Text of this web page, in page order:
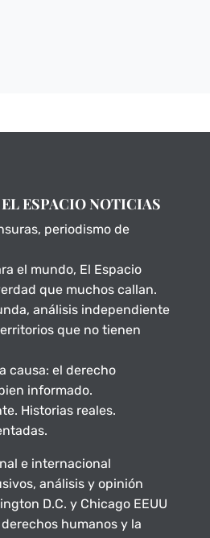
ESPACIO NOTICIAS
periodismo de
el mundo, El Espacio
que muchos callan.
análisis independiente
que no tienen
causa: el derecho
informado.
Historias reales.
e internacional
análisis y opinión
D.C. y Chicago EEUU
humanos y la